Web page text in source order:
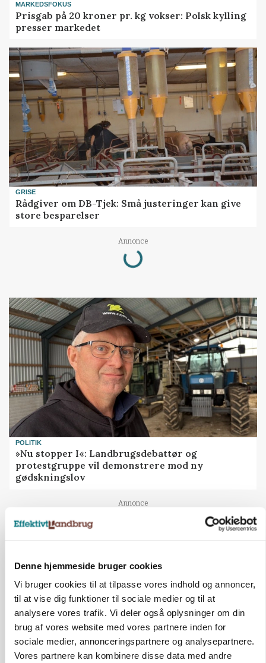
Denne hjemmeside bruger cookies
Vi bruger cookies til at tilpasse vores indhold og annoncer,
til at vise dig funktioner til sociale medier og til at
analysere vores trafik. Vi deler også oplysninger om din
brug af vores website med vores partnere inden for
sociale medier, annonceringspartnere og analysepartnere.
Vores partnere kan kombinere disse data med andre
MARKEDSFOKUS
Prisgab på 20 kroner pr. kg vokser: Polsk kylling
presser markedet
GRISE
Rådgiver om DB-Tjek: Små justeringer kan give
store besparelser
Annonce
Loading...
POLITIK
»Nu stopper I«: Landbrugsdebattør og
protestgruppe vil demonstrere mod ny
gødskningslov
Annonce